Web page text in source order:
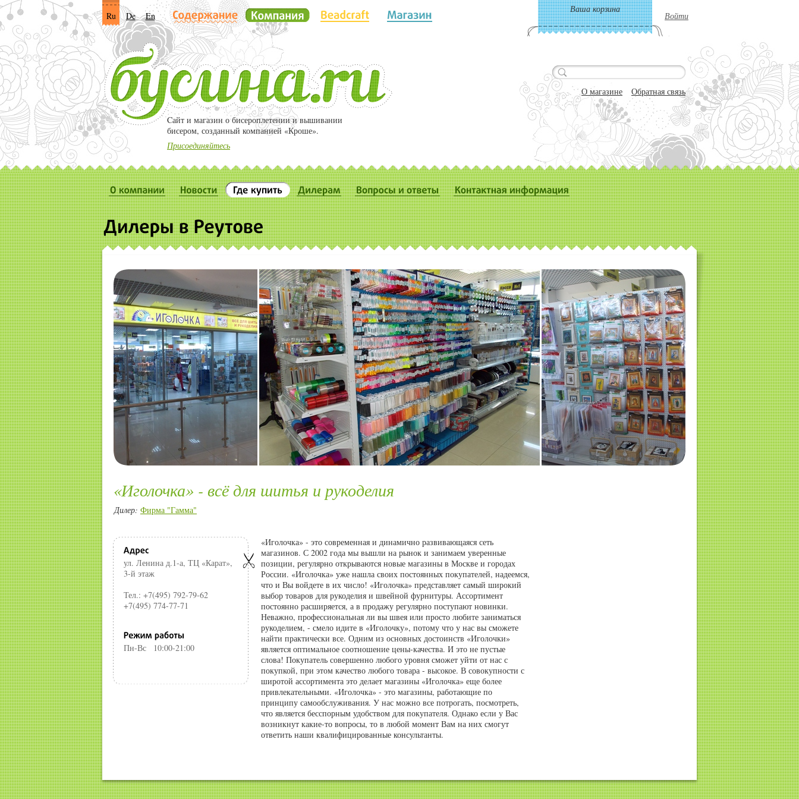
Ru De En
Ваша корзина
Войти
Cайт и магазин о бисероплетении и вышивании
бисером, созданный компанией «Кроше».
Присоединяйтесь
О магазине Обратная связь
«Иголочка» - всё для шитья и рукоделия
Дилер: Фирма "Гамма"
ул. Ленина д.1-а, ТЦ «Карат»,
3-й этаж
Тел.: +7(495) 792-79-62
+7(495) 774-77-71
Пн-Вс 10:00-21:00
«Иголочка» - это современная и динамично развивающаяся сеть
магазинов. С 2002 года мы вышли на рынок и занимаем уверенные
позиции, регулярно открываются новые магазины в Москве и городах
России. «Иголочка» уже нашла своих постоянных покупателей, надеемся,
что и Вы войдете в их число! «Иголочка» представляет самый широкий
выбор товаров для рукоделия и швейной фурнитуры. Ассортимент
постоянно расширяется, а в продажу регулярно поступают новинки.
Неважно, профессиональная ли вы швея или просто любите заниматься
рукоделием, - смело идите в «Иголочку», потому что у нас вы сможете
найти практически все. Одним из основных достоинств «Иголочки»
является оптимальное соотношение цены-качества. И это не пустые
слова! Покупатель совершенно любого уровня сможет уйти от нас с
покупкой, при этом качество любого товара - высокое. В совокупности с
широтой ассортимента это делает магазины «Иголочка» еще более
привлекательными. «Иголочка» - это магазины, работающие по
принципу самообслуживания. У нас можно все потрогать, посмотреть,
что является бесспорным удобством для покупателя. Однако если у Вас
возникнут какие-то вопросы, то в любой момент Вам на них смогут
ответить наши квалифицированные консультанты.